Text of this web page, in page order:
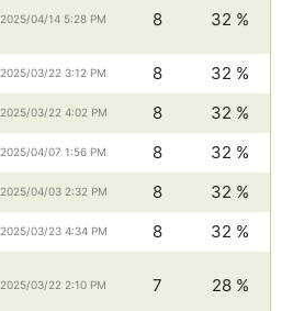
2025/04/14 5:28 PM 8 32 %
2025/03/22 3:12 PM 8
32 %
2025/03/22 4:02 PM 8
32 %
2025/04/07 1:56 PM 8
32 %
2025/04/03 2:32 PM 8
32 %
2025/03/23 4:34 PM 8 32 %
2025/03/22 2:10 PM 7 28 %